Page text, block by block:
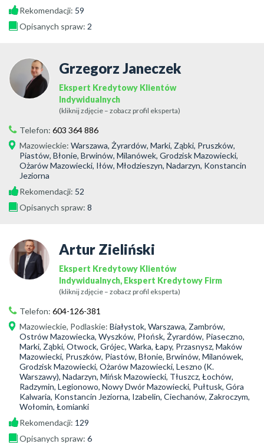
Rekomendacji: 59
Opisanych spraw: 2
Grzegorz Janeczek
Ekspert Kredytowy Klientów
Indywidualnych
(kliknij zdjęcie – zobacz profil eksperta)
Telefon: 603 364 886
Mazowieckie: Warszawa, Żyrardów, Marki, Ząbki, Pruszków,
Piastów, Błonie, Brwinów, Milanówek, Grodzisk Mazowiecki,
Ożarów Mazowiecki, Iłów, Młodzieszyn, Nadarzyn, Konstancin
Jeziorna
Rekomendacji: 52
Opisanych spraw: 8
Artur Zieliński
Ekspert Kredytowy Klientów
Indywidualnych, Ekspert Kredytowy Firm
(kliknij zdjęcie – zobacz profil eksperta)
Telefon: 604-126-381
Mazowieckie, Podlaskie: Białystok, Warszawa, Zambrów,
Ostrów Mazowiecka, Wyszków, Płońsk, Żyrardów, Piaseczno,
Marki, Ząbki, Otwock, Grójec, Warka, Łapy, Przasnysz, Maków
Mazowiecki, Pruszków, Piastów, Błonie, Brwinów, Milanówek,
Grodzisk Mazowiecki, Ożarów Mazowiecki, Leszno (K.
Warszawy), Nadarzyn, Mińsk Mazowiecki, Tłuszcz, Łochów,
Radzymin, Legionowo, Nowy Dwór Mazowiecki, Pułtusk, Góra
Kalwaria, Konstancin Jeziorna, Izabelin, Ciechanów, Zakroczym,
Wołomin, Łomianki
Rekomendacji: 129
Opisanych spraw: 6